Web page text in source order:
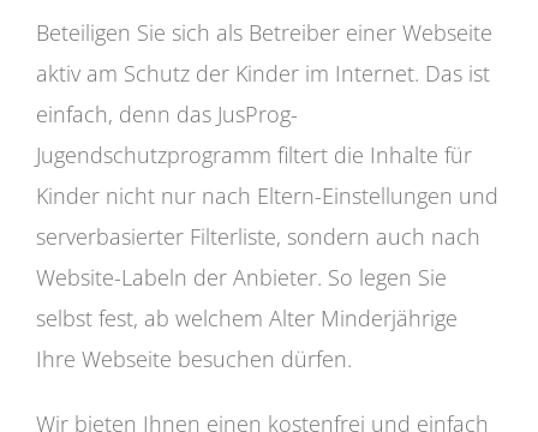
Beteiligen Sie sich als Betreiber einer Webseite
aktiv am Schutz der Kinder im Internet. Das ist
einfach, denn das JusProg-
Jugendschutzprogramm filtert die Inhalte für
Kinder nicht nur nach Eltern-Einstellungen und
serverbasierter Filterliste, sondern auch nach
Website-Labeln der Anbieter. So legen Sie
selbst fest, ab welchem Alter Minderjährige
Ihre Webseite besuchen dürfen.
Wir bieten Ihnen einen kostenfrei und einfach